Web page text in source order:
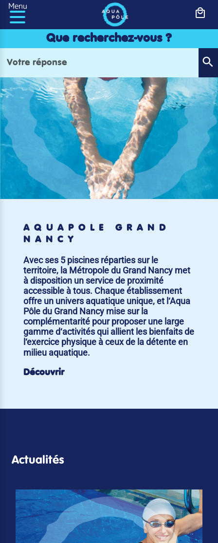
Panneau de gestion des cookies
Menu
Que recherchez-vous ?
AQUAPÔLE GRAND
NANCY
Avec ses 5 piscines réparties sur le
territoire, la Métropole du Grand Nancy met
à disposition un service de proximité
accessible à tous. Chaque établissement
offre un univers aquatique unique, et l‘Aqua
Pôle du Grand Nancy mise sur la
complémentarité pour proposer une large
gamme d‘activités qui allient les bienfaits de
l‘exercice physique à ceux de la détente en
milieu aquatique.
Découvrir
Actualités